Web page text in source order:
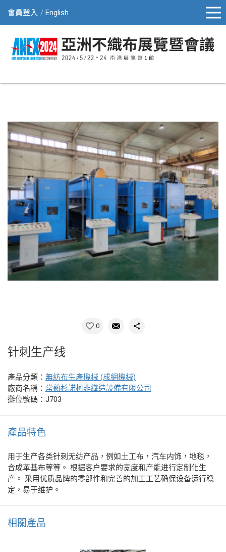
會員登入 English
0
针刺生产线
產品分類： 無紡布生產機械 (成網機械)
廠商名稱： 常熟杉諾柯非織造設備有限公司
攤位號碼：J703
產品特色
用于生产各类针刺无纺产品，例如土工布，汽车内饰，地毯，
合成革基布等等。 根据客户要求的宽度和产能进行定制化生
产。 采用优质品牌的零部件和完善的加工工艺确保设备运行稳
定，易于维护。
相關產品